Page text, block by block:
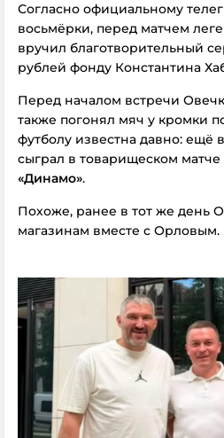
Согласно официальному
восьмёрки, перед матчем
вручил благотворительный
рублей фонду Константина
Перед началом встречи
также погонял мяч у кромки
футболу известна давно: ещё
сыграл в товарищеском матче
«Динамо».
Похоже, ранее в тот же день
магазинам вместе с Орловым.